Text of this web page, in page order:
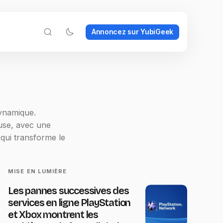
Annoncez sur YubiGeek
avec une
transforme le
MISE EN LUMIÈRE
Les pannes successives des
services en ligne PlayStation
et Xbox montrent les